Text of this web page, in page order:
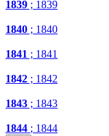
1839 ; 1839
1840 ; 1840
1841 ; 1841
1842 ; 1842
1843 ; 1843
1844 ; 1844